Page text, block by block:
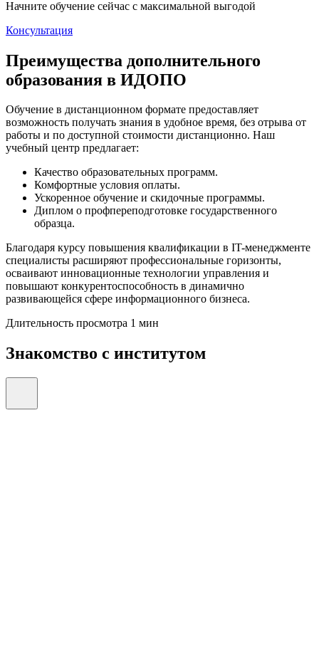
Начните обучение сейчас с максимальной выгодой
Консультация
Преимущества дополнительного
образования в ИДОПО
Обучение в дистанционном формате предоставляет
возможность получать знания в удобное время, без отрыва от
работы и по доступной стоимости дистанционно. Наш
учебный центр предлагает:
Качество образовательных программ.
Комфортные условия оплаты.
Ускоренное обучение и скидочные программы.
Диплом о профпереподготовке государственного
образца.
Благодаря курсу повышения квалификации в IT-менеджменте
специалисты расширяют профессиональные горизонты,
осваивают инновационные технологии управления и
повышают конкурентоспособность в динамично
развивающейся сфере информационного бизнеса.
Длительность просмотра 1 мин
Знакомство с институтом